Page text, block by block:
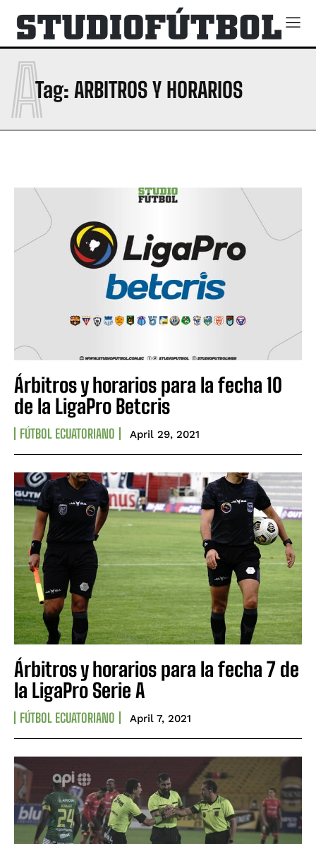
Tag: ARBITROS Y HORARIOS
A
Árbitros y horarios para la fecha 10
de la LigaPro Betcris
FÚTBOL ECUATORIANO April 29, 2021
Árbitros y horarios para la fecha 7 de
la LigaPro Serie A
FÚTBOL ECUATORIANO April 7, 2021